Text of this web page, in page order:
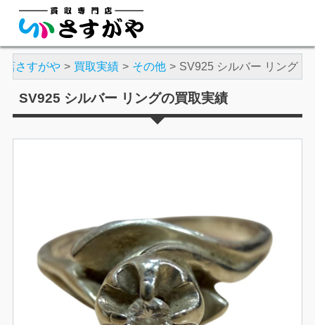
店さすがや 買取実績 その他 SV925 シルバー リング
SV925 シルバー リングの買取実績